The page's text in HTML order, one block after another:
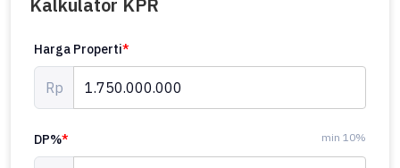
Kalkulator KPR
Harga Properti*
Rp
DP%* min 10%